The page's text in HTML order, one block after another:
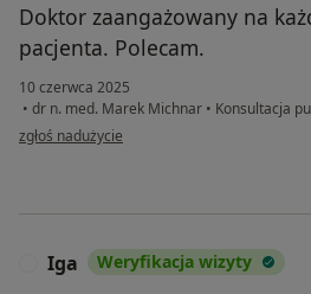
Doktor zaangażowany na
pacjenta. Polecam.
10 czerwca 2025
• dr n. med. Marek Michnar • Konsultacja
w opinii użytkownika Waldemar
zgłoś nadużycie
Iga Weryfikacja wizyty